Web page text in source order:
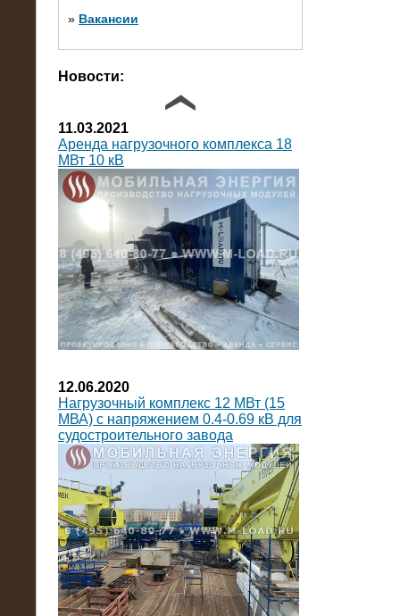
» Вакансии
Новости:
11.03.2021
Аренда нагрузочного комплекса 18
МВт 10 кВ
12.06.2020
Нагрузочный комплекс 12 МВт (15
МВА) с напряжением 0.4-0.69 кВ для
судостроительного завода